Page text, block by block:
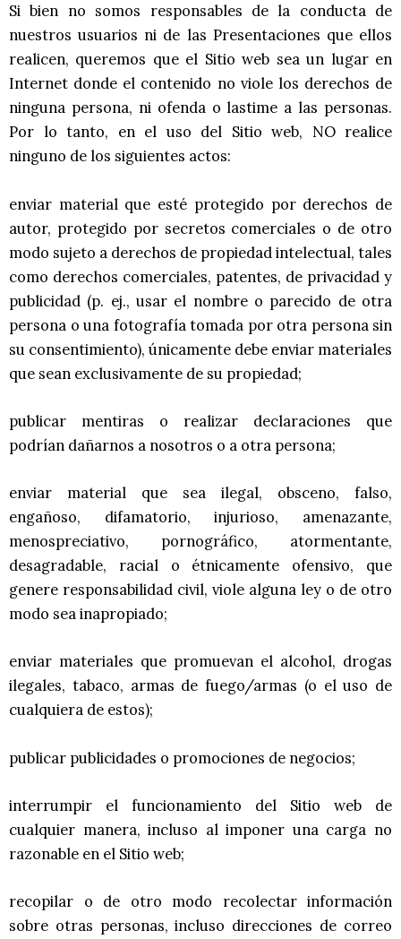
Si bien no somos responsables de la conducta de
nuestros usuarios ni de las Presentaciones que ellos
realicen, queremos que el Sitio web sea un lugar en
Internet donde el contenido no viole los derechos de
ninguna persona, ni ofenda o lastime a las personas.
Por lo tanto, en el uso del Sitio web, NO realice
ninguno de los siguientes actos:
enviar material que esté protegido por derechos de
autor, protegido por secretos comerciales o de otro
modo sujeto a derechos de propiedad intelectual, tales
como derechos comerciales, patentes, de privacidad y
publicidad (p. ej., usar el nombre o parecido de otra
persona o una fotografía tomada por otra persona sin
su consentimiento), únicamente debe enviar materiales
que sean exclusivamente de su propiedad;
publicar mentiras o realizar declaraciones que
podrían dañarnos a nosotros o a otra persona;
enviar material que sea ilegal, obsceno, falso,
engañoso, difamatorio, injurioso, amenazante,
menospreciativo, pornográfico, atormentante,
desagradable, racial o étnicamente ofensivo, que
genere responsabilidad civil, viole alguna ley o de otro
modo sea inapropiado;
enviar materiales que promuevan el alcohol, drogas
ilegales, tabaco, armas de fuego/armas (o el uso de
cualquiera de estos);
publicar publicidades o promociones de negocios;
interrumpir el funcionamiento del Sitio web de
cualquier manera, incluso al imponer una carga no
razonable en el Sitio web;
recopilar o de otro modo recolectar información
sobre otras personas, incluso direcciones de correo